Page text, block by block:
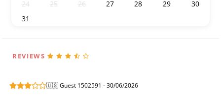
24
25 26 27 28 29
30
31
REVIEWS
🇺🇸 Guest 1502591 - 30/06/2026